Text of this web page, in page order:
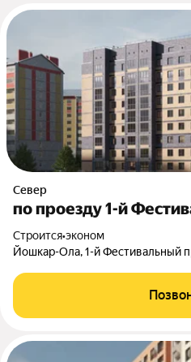
Север
по проезду 1-й
Строится•эконом
Йошкар-Ола, 1-й Фестивальный